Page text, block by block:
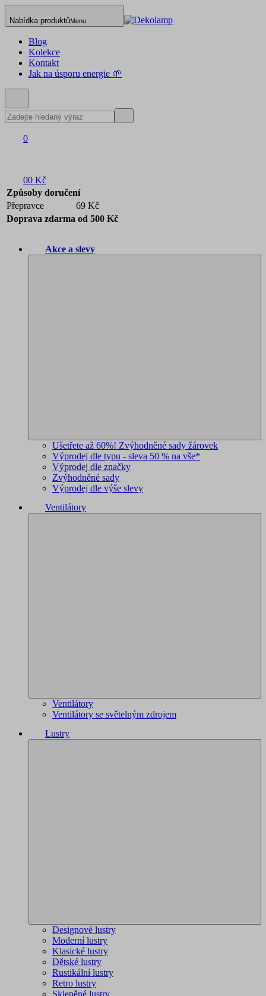
Nabídka produktůMenu
Blog
Kolekce
Kontakt
Jak na úsporu energie 🌱
0
00 Kč
Způsoby doručení
Přepravce
69 Kč
Doprava zdarma od 500 Kč
Akce a slevy
Ušetřete až 60%! Zvýhodněné sady žárovek
Výprodej dle typu - sleva 50 % na vše*
Výprodej dle značky
Zvýhodněné sady
Výprodej dle výše slevy
Ventilátory
Ventilátory
Ventilátory se světelným zdrojem
Lustry
Designové lustry
Moderní lustry
Klasické lustry
Dětské lustry
Rustikální lustry
Retro lustry
Skleněné lustry